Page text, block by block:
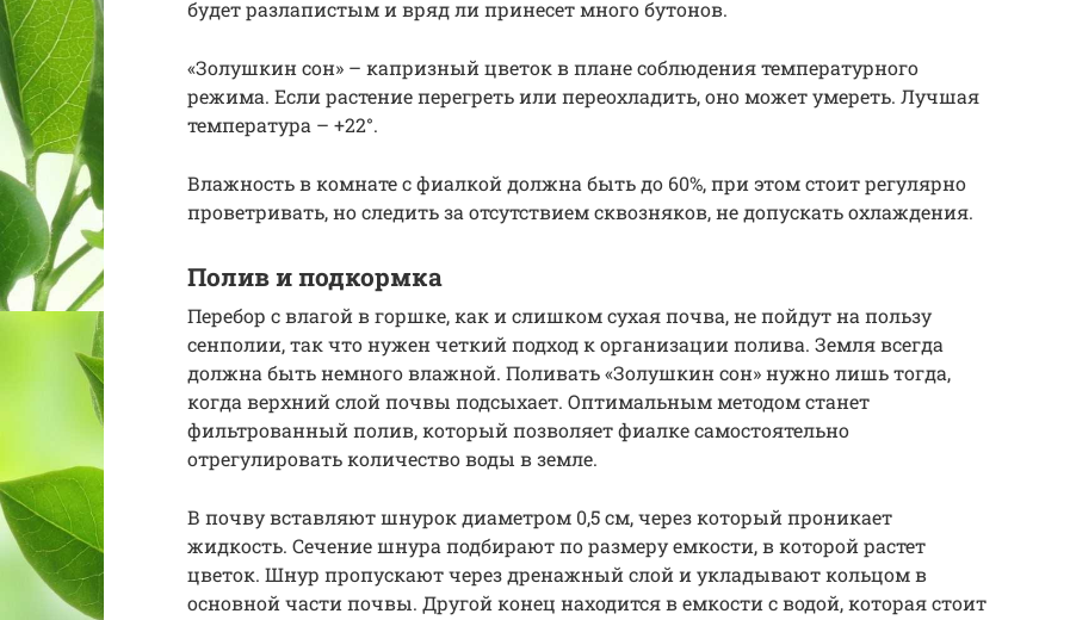
будет разлапистым и вряд ли принесет много бутонов.
«Золушкин сон» – капризный цветок в плане соблюдения температурного
режима. Если растение перегреть или переохладить, оно может умереть. Лучшая
температура – +22°.
Влажность в комнате с фиалкой должна быть до 60%, при этом стоит регулярно
проветривать, но следить за отсутствием сквозняков, не допускать охлаждения.
Полив и подкормка
Перебор с влагой в горшке, как и слишком сухая почва, не пойдут на пользу
сенполии, так что нужен четкий подход к организации полива. Земля всегда
должна быть немного влажной. Поливать «Золушкин сон» нужно лишь тогда,
когда верхний слой почвы подсыхает. Оптимальным методом станет
фильтрованный полив, который позволяет фиалке самостоятельно
отрегулировать количество воды в земле.
В почву вставляют шнурок диаметром 0,5 см, через который проникает
жидкость. Сечение шнура подбирают по размеру емкости, в которой растет
цветок. Шнур пропускают через дренажный слой и укладывают кольцом в
основной части почвы. Другой конец находится в емкости с водой, которая стоит